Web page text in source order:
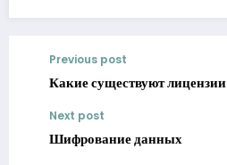
Previous post
Какие существуют лицензии
Next post
Шифрование данных